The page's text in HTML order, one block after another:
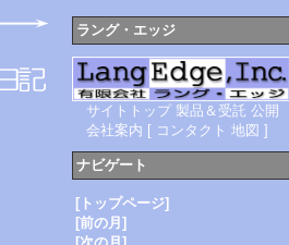
ラング・エッジ
サイトトップ 製品＆受託 公開
会社案内 [ コンタクト 地図 ]
ナビゲート
[トップページ]
[前の月]